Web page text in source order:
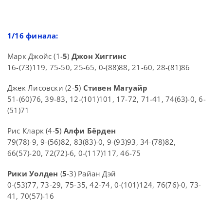
1/16 финала:
Марк Джойс (1-5) Джон Хиггинс
16-(73)119, 75-50, 25-65, 0-(88)88, 21-60, 28-(81)86
Джек Лисовски (2-5) Стивен Магуайр
51-(60)76, 39-83, 12-(101)101, 17-72, 71-41, 74(63)-0, 6-
(51)71
Рис Кларк (4-5) Алфи Бёрден
79(78)-9, 9-(56)82, 83(83)-0, 9-(93)93, 34-(78)82,
66(57)-20, 72(72)-6, 0-(117)117, 46-75
Рики Уолден (5-3) Райан Дэй
0-(53)77, 73-29, 75-35, 42-74, 0-(101)124, 76(76)-0, 73-
41, 70(57)-16